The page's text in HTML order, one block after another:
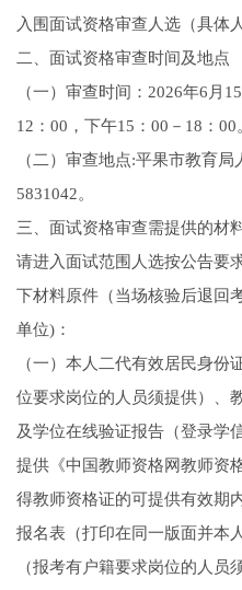
入围面试资格审查人选（具体
二、面试资格审查时间及地点
（一）审查时间：2026年6月
12：00，下午15：00－18：00
（二）审查地点:平果市教育
5831042。
三、面试资格审查需提供的材
请进入面试范围人选按公告要
下材料原件（当场核验后退回
单位)：
（一）本人二代有效居民身份
位要求岗位的人员须提供）、
及学位在线验证报告（登录学
提供《中国教师资格网教师资
得教师资格证的可提供有效期
报名表（打印在同一版面并本
（报考有户籍要求岗位的人员